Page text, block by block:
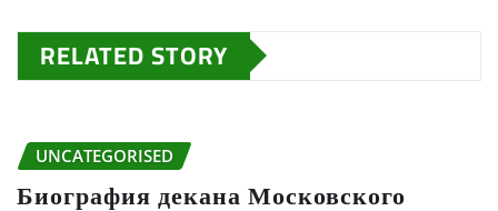
RELATED STORY
UNCATEGORISED
Биография декана Московского